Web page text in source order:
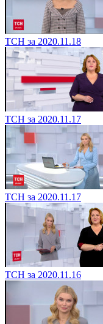
ТСН за 2020.11.18
ТСН за 2020.11.17
ТСН за 2020.11.17
ТСН за 2020.11.16